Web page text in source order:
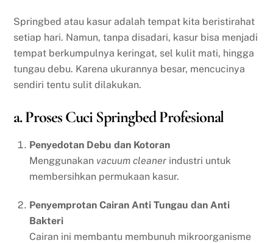
Springbed atau kasur adalah tempat kita beristirahat
setiap hari. Namun, tanpa disadari, kasur bisa menjadi
tempat berkumpulnya keringat, sel kulit mati, hingga
tungau debu. Karena ukurannya besar, mencucinya
sendiri tentu sulit dilakukan.
a. Proses Cuci Springbed Profesional
Penyedotan Debu dan Kotoran
Menggunakan vacuum cleaner industri untuk
membersihkan permukaan kasur.
Penyemprotan Cairan Anti Tungau dan Anti
Bakteri
Cairan ini membantu membunuh mikroorganisme